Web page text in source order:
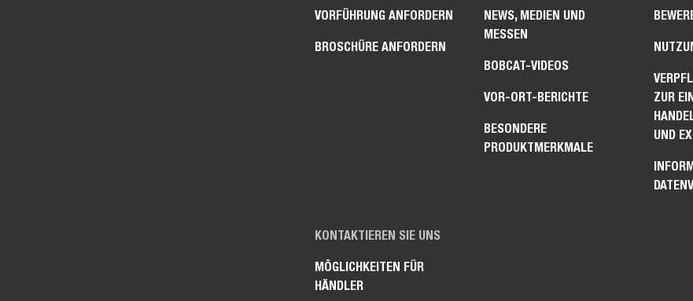
VORFÜHRUNG ANFORDERN
BROSCHÜRE ANFORDERN
NEWS, MEDIEN UND
MESSEN
BOBCAT-VIDEOS
VOR-ORT-BERICHTE
BESONDERE
PRODUKTMERKMALE
ZUR
UND
KONTAKTIEREN SIE UNS
MÖGLICHKEITEN FÜR
HÄNDLER